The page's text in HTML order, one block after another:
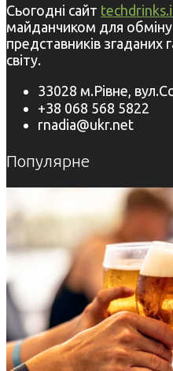
Сьогодні сайт
майданчиком для
представників згаданих
світу.
33028 м.Рівне,
+38 068 568 5822
rnadia@ukr.net
Популярне